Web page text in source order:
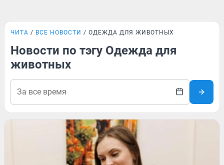
ЧИТА ВСЕ НОВОСТИ ОДЕЖДА ДЛЯ ЖИВОТНЫХ
Новости по тэгу Одежда для
животных